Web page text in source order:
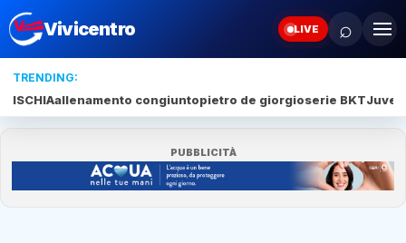
Vivicentro LIVE ⌕
TRENDING:
ISCHIAallenamento congiuntopietro de giorgioserie BKTJuve
PUBBLICITÀ